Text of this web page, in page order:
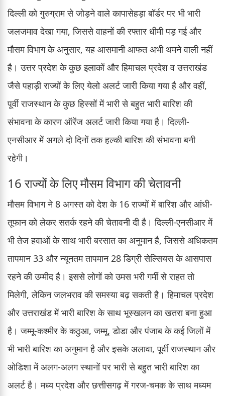
दिल्ली को गुरुग्राम से जोड़ने वाले कापासेहड़ा बॉर्डर पर भी भारी
जलजमाव देखा गया, जिससे वाहनों की रफ्तार धीमी पड़ गई और
मौसम विभाग के अनुसार, यह आसमानी आफत अभी थमने वाली नहीं
है। उत्तर प्रदेश के कुछ इलाकों और हिमाचल प्रदेश व उत्तराखंड
जैसे पहाड़ी राज्यों के लिए येलो अलर्ट जारी किया गया है और वहीं,
पूर्वी राजस्थान के कुछ हिस्सों में भारी से बहुत भारी बारिश की
संभावना के कारण ऑरेंज अलर्ट जारी किया गया है। दिल्ली-
एनसीआर में अगले दो दिनों तक हल्की बारिश की संभावना बनी
रहेगी।
16 राज्यों के लिए मौसम विभाग की चेतावनी
मौसम विभाग ने 8 अगस्त को देश के 16 राज्यों में बारिश और आंधी-
तूफान को लेकर सतर्क रहने की चेतावनी दी है। दिल्ली-एनसीआर में
भी तेज हवाओं के साथ भारी बरसात का अनुमान है, जिससे अधिकतम
तापमान 33 और न्यूनतम तापमान 28 डिग्री सेल्सियस के आसपास
रहने की उम्मीद है। इससे लोगों को उमस भरी गर्मी से राहत तो
मिलेगी, लेकिन जलभराव की समस्या बढ़ सकती है। हिमाचल प्रदेश
और उत्तराखंड में भारी बारिश के साथ भूस्खलन का खतरा बना हुआ
है। जम्मू-कश्मीर के कठुआ, जम्मू, डोडा और पंजाब के कई जिलों में
भी भारी बारिश का अनुमान है और इसके अलावा, पूर्वी राजस्थान और
ओडिशा में अलग-अलग स्थानों पर भारी से बहुत भारी बारिश का
अलर्ट है। मध्य प्रदेश और छत्तीसगढ़ में गरज-चमक के साथ मध्यम